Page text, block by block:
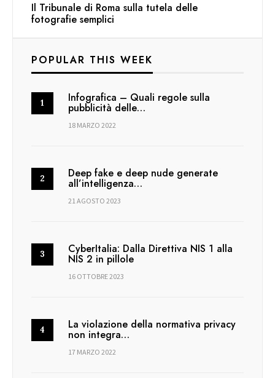
Il Tribunale di Roma sulla tutela delle
fotografie semplici
POPULAR THIS WEEK
Infografica – Quali regole sulla
pubblicità delle…
18 MARZO 2022
Deep fake e deep nude generate
all’intelligenza…
21 AGOSTO 2023
CyberItalia: Dalla Direttiva NIS 1 alla
NIS 2 in pillole
16 OTTOBRE 2023
La violazione della normativa privacy
non integra…
17 MARZO 2022